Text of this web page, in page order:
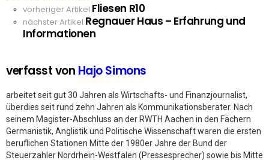
See
more
vorheriger Artikel Fliesen R10
nächster Artikel Regnauer Haus – Erfahrung und
Informationen
verfasst von Hajo Simons
arbeitet seit gut 30 Jahren als Wirtschafts- und Finanzjournalist,
überdies seit rund zehn Jahren als Kommunikationsberater. Nach
seinem Magister-Abschluss an der RWTH Aachen in den Fächern
Germanistik, Anglistik und Politische Wissenschaft waren die ersten
beruflichen Stationen Mitte der 1980er Jahre der Bund der
Steuerzahler Nordrhein-Westfalen (Pressesprecher) sowie bis Mitte